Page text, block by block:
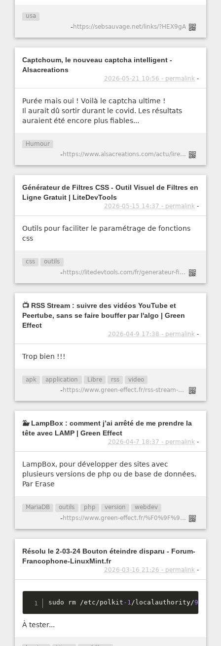
usa
-https://sebsauvage.net/links/?HEX9gA
Captchoum, le nouveau captcha intelligent -
Alsacreations
2026-05-21 10:56 - permalink -
Purée mais oui ! Voilà le captcha ultime !
Il aurait dû sortir durant le covid. Les résultats
auraient été encore plus fiables...
Humour
- https://www.alsacreations.com/actu/lire/1984-Captchoum-le-nouveau-captcha-intelligent.html
Générateur de Filtres CSS - Outil Visuel de Filtres en
Ligne Gratuit | LiteDevTools
2026-05-15 14:37 - permalink -
Outils pour faciliter le paramétrage de fonctions
css
css outils
- https://litedevtools.com/fr/generateur-filtre-css/
📺 RSS Stream : suivre des vidéos YouTube et
Peertube, sans se faire bouffer par l'algo | Green
Effect
2026-04-9 17:38 - permalink -
Trop bien !!!
apk application Libre rss video
- https://www.green-effect.fr/rss-stream-suivre-des-videos-youtube-et-peertube-sans-se-faire-bouffer-par-l-algo
🐳 LampBox : comment j’ai arrêté de me prendre la
tête avec LAMP | Green Effect
2026-04-7 18:37 - permalink -
LampBox, pour développer des sites avec
plusieurs versions de php ou de base de données.
Par Erase
MariaDB outils php version webdev
- https://www.green-effect.fr/%F0%9F%90%B3-lampbox-comment-j%E2%80%99ai-arr%C3%AAt%C3%A9-de-me-prendre-la-t%C3%AAte-avec-lamp
Résolu le 2-03-24 Bouton éteindre disparu - Forum-
Francophone-LinuxMint.fr
2026-03-16 21:26 - permalink -
sudo rm /etc/polkit -1/ localauthority/90
À tester...